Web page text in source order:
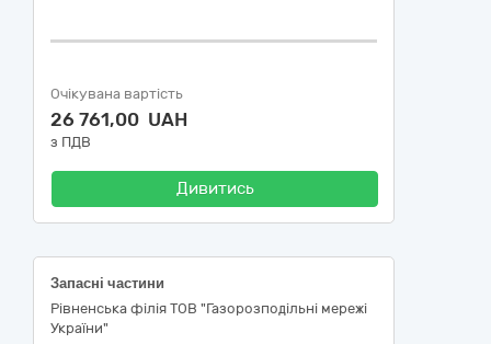
Очікувана вартість
26 761,00 UAH
з ПДВ
Дивитись
Запасні частини
Рівненська філія ТОВ "Газорозподільні мережі
України"